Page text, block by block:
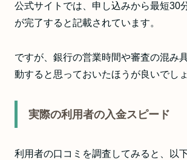
公式サイトでは、申し込みから最短30
が完了すると記載されています。
ですが、銀行の営業時間や審査の混み
動すると思っておいたほうが良いでしょ
実際の利用者の入金スピード
利用者の口コミを調査してみると、以